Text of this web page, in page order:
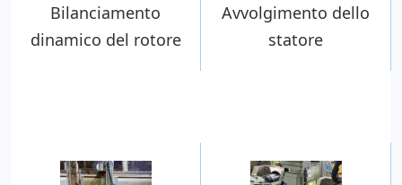
Bilanciamento
dinamico del rotore
Avvolgimento dello
statore